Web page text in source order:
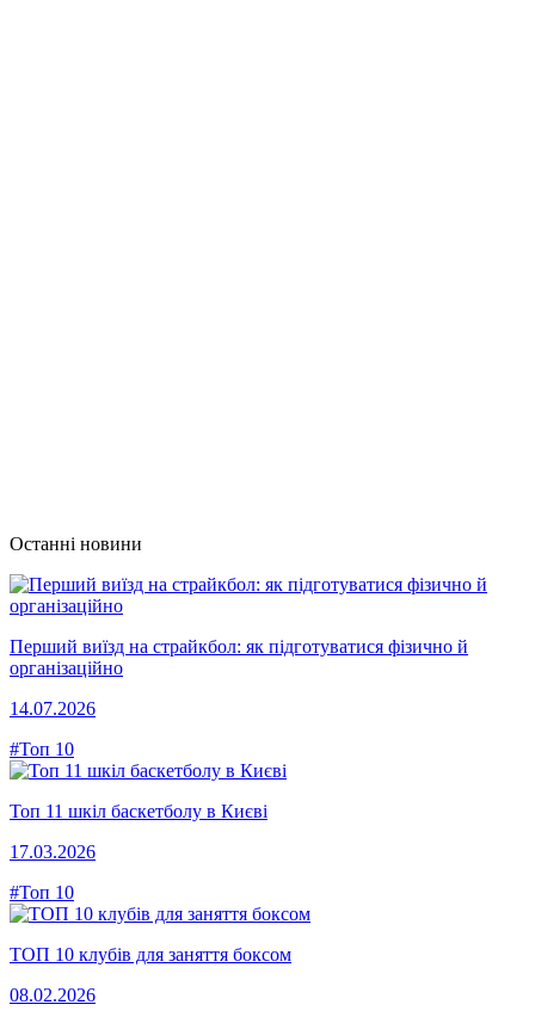
Останні новини
Перший виїзд на страйкбол: як підготуватися фізично й
організаційно
14.07.2026
#Топ 10
Топ 11 шкіл баскетболу в Києві
17.03.2026
#Топ 10
ТОП 10 клубів для заняття боксом
08.02.2026